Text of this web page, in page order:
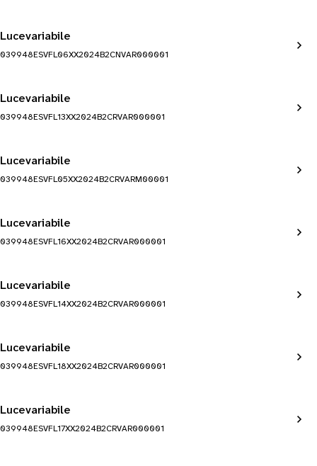
Lucevariabile
039948ESVFL06XX2024B2CNVAR000001
Lucevariabile
039948ESVFL13XX2024B2CRVAR000001
Lucevariabile
039948ESVFL05XX2024B2CRVARM00001
Lucevariabile
039948ESVFL16XX2024B2CRVAR000001
Lucevariabile
039948ESVFL14XX2024B2CRVAR000001
Lucevariabile
039948ESVFL18XX2024B2CRVAR000001
Lucevariabile
039948ESVFL17XX2024B2CRVAR000001